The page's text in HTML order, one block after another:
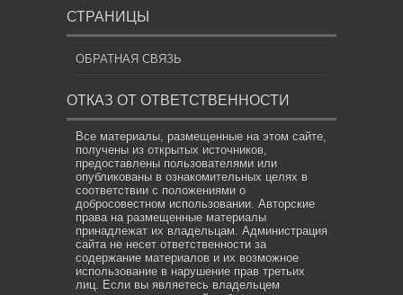
СТРАНИЦЫ
ОБРАТНАЯ СВЯЗЬ
ОТКАЗ ОТ ОТВЕТСТВЕННОСТИ
Все материалы, размещенные на этом сайте,
получены из открытых источников,
предоставлены пользователями или
опубликованы в ознакомительных целях в
соответствии с положениями о
добросовестном использовании. Авторские
права на размещенные материалы
принадлежат их владельцам. Администрация
сайта не несет ответственности за
содержание материалов и их возможное
использование в нарушение прав третьих
лиц. Если вы являетесь владельцем